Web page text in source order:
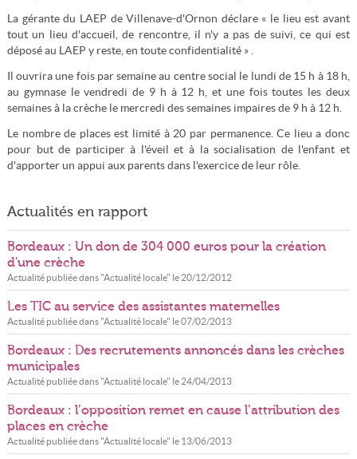
La gérante du LAEP de Villenave-d'Ornon déclare « le lieu est avant
tout un lieu d'accueil, de rencontre, il n'y a pas de suivi, ce qui est
déposé au LAEP y reste, en toute confidentialité » .
Il ouvrira une fois par semaine au centre social le lundi de 15 h à 18 h,
au gymnase le vendredi de 9 h à 12 h, et une fois toutes les deux
semaines à la crèche le mercredi des semaines impaires de 9 h à 12 h.
Le nombre de places est limité à 20 par permanence. Ce lieu a donc
pour but de participer à l'éveil et à la socialisation de l'enfant et
d'apporter un appui aux parents dans l'exercice de leur rôle.
Actualités en rapport
Bordeaux : Un don de 304 000 euros pour la création
d'une crèche
Actualité publiée dans "Actualité locale" le 20/12/2012
Les TIC au service des assistantes maternelles
Actualité publiée dans "Actualité locale" le07/02/2013
Bordeaux : Des recrutements annoncés dans les crèches
municipales
Actualité publiée dans "Actualité locale" le 24/04/2013
Bordeaux : l’opposition remet en cause l’attribution des
places en crèche
Actualité publiée dans "Actualité locale" le 13/06/2013